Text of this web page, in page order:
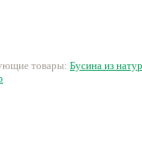
товары: Бусина из